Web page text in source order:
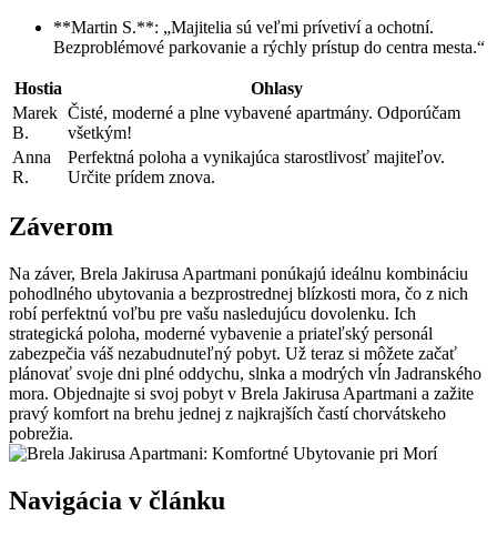
**Martin S.**: „Majitelia sú veľmi prívetiví a ochotní.
Bezproblémové parkovanie a rýchly prístup do centra mesta.“
Hostia
Ohlasy
Marek
B.
Čisté, moderné a plne vybavené apartmány. Odporúčam
všetkým!
Anna
R.
Perfektná poloha a vynikajúca starostlivosť majiteľov.
Určite prídem znova.
Záverom
Na záver, Brela Jakirusa Apartmani ponúkajú ideálnu kombináciu
pohodlného ubytovania a bezprostrednej blízkosti mora, čo z nich
robí perfektnú voľbu pre vašu nasledujúcu dovolenku. Ich
strategická poloha, moderné vybavenie a priateľský personál
zabezpečia váš nezabudnuteľný pobyt. Už teraz si môžete začať
plánovať svoje dni plné oddychu, slnka a modrých vĺn Jadranského
mora. Objednajte si svoj pobyt v Brela Jakirusa Apartmani a zažite
pravý komfort na brehu jednej z najkrajších častí chorvátskeho
pobrežia.
Navigácia v článku